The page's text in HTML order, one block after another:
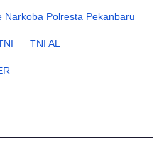
Narkoba Polresta Pekanbaru
TNI AL